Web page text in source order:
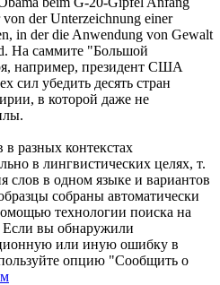
von der Unterzeichnung einer
in der die Anwendung von Gewalt
На саммите "Большой
например, президент США
сил убедить десять стран
в которой даже не
разных контекстах
в лингвистических целях, т.
слов в одном языке и вариантов
собраны автоматически
технологии поиска на
вы обнаружили
или иную ошибку в
опцию "Сообщить о